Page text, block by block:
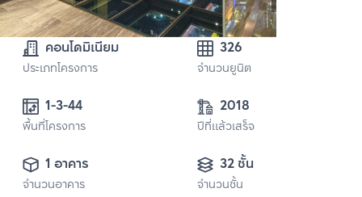
คอนโดมิเนียม
ประเภทโครงการ
326
จำนวนยูนิต
1-3-44
พื้นที่โครงการ
2018
ปีที่แล้วเสร็จ
1 อาคาร
จำนวนอาคาร
32 ชั้น
จำนวนชั้น